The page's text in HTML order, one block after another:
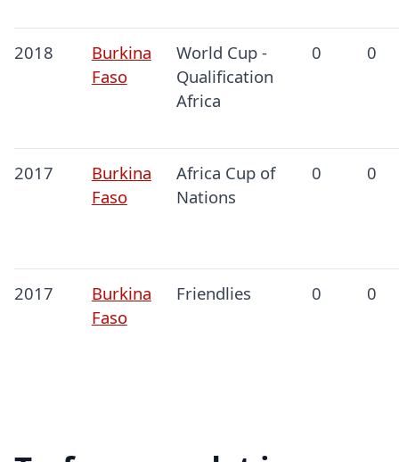
2018
Burkina
Faso
World Cup -
Qualification
Africa
0 0
2017
Burkina
Faso
Africa Cup of
Nations
0 0
2017
Burkina
Faso
Friendlies 0 0